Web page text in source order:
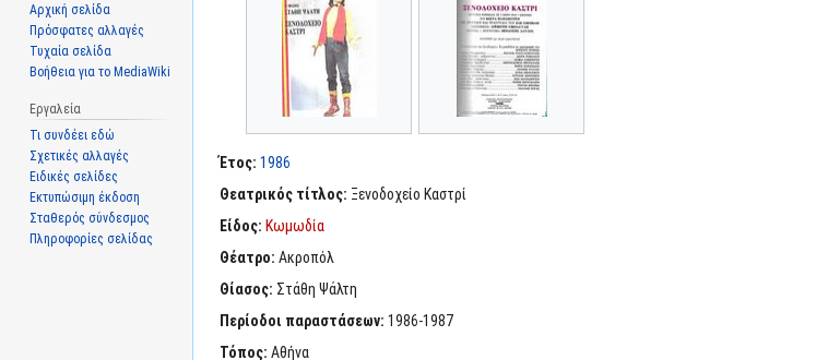
αναζήτηση
Έτος: 1986
Θεατρικός τίτλος: Ξενοδοχείο Καστρί
Είδος: Κωμωδία
Θέατρο: Ακροπόλ
Θίασος: Στάθη Ψάλτη
Περίοδοι παραστάσεων: 1986-1987
Τόπος: Αθήνα
Αρχική σελίδα
Πρόσφατες αλλαγές
Τυχαία σελίδα
Βοήθεια για το MediaWiki
Εργαλεία
Τι συνδέει εδώ
Σχετικές αλλαγές
Ειδικές σελίδες
Εκτυπώσιμη έκδοση
Σταθερός σύνδεσμος
Πληροφορίες σελίδας